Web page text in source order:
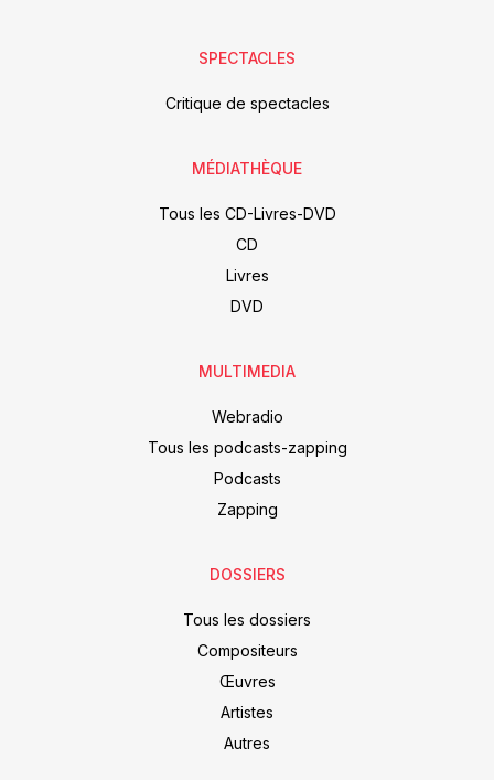
SPECTACLES
Critique de spectacles
MÉDIATHÈQUE
Tous les CD-Livres-DVD
CD
Livres
DVD
MULTIMEDIA
Webradio
Tous les podcasts-zapping
Podcasts
Zapping
DOSSIERS
Tous les dossiers
Compositeurs
Œuvres
Artistes
Autres